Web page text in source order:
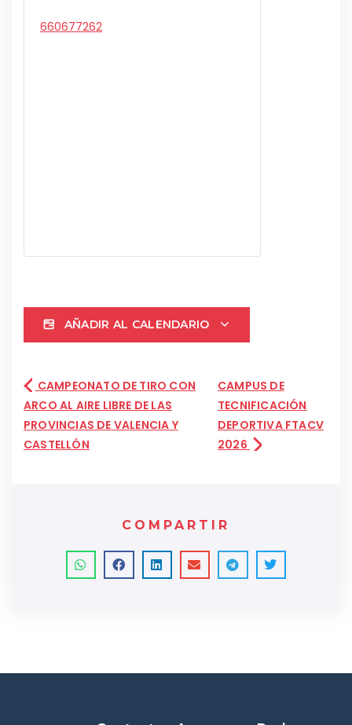
660677262
AÑADIR AL CALENDARIO
CAMPEONATO DE TIRO CON
ARCO AL AIRE LIBRE DE LAS
PROVINCIAS DE VALENCIA Y
CASTELLÓN
CAMPUS DE
TECNIFICACIÓN
DEPORTIVA FTACV
2026
COMPARTIR